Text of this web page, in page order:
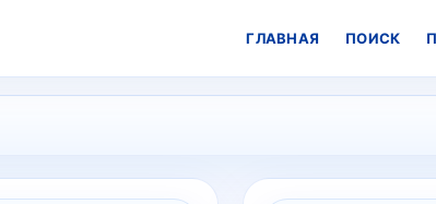
ГЛАВНАЯ ПОИСК